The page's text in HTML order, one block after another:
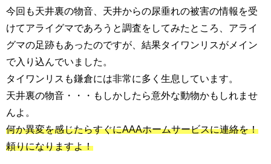
今回も天井裏の物音、天井からの尿垂れの被害の情報を受
けてアライグマであろうと調査をしてみたところ、アライ
グマの足跡もあったのですが、結果タイワンリスがメイン
で入り込んでいました。
タイワンリスも鎌倉には非常に多く生息しています。
天井裏の物音・・・もしかしたら意外な動物かもしれませ
んよ。
何か異変を感じたらすぐにAAAホームサービスに連絡を！
頼りになりますよ！